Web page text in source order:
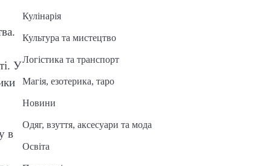
У
в
Кулінарія
Культура та мистецтво
Логістика та транспорт
Магія, езотерика, таро
Новини
Одяг, взуття, аксесуари та мода
Освіта